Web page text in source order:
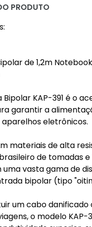
PRODUTO
de 1,2m
KAP-391 é o
garantir a
eletrônicos.
materiais de alta
de tomadas e
vasta gama de
bipolar (tipo
um cabo
o modelo KAP-